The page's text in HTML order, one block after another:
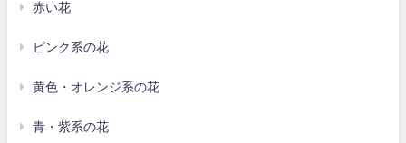
赤い花
ピンク系の花
黄色・オレンジ系の花
青・紫系の花